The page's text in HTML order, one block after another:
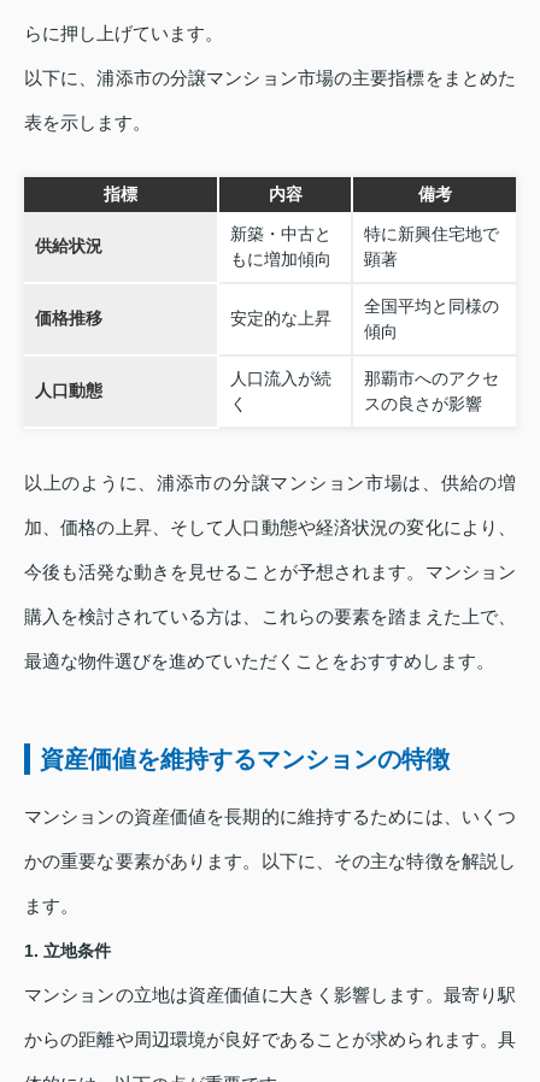
らに押し上げています。
以下に、浦添市の分譲マンション市場の主要指標をまとめた
表を示します。
指標 内容 備考
供給状況
新築・中古と
もに増加傾向
特に新興住宅地で
顕著
価格推移 安定的な上昇
全国平均と同様の
傾向
人口動態
人口流入が続
く
那覇市へのアクセ
スの良さが影響
以上のように、浦添市の分譲マンション市場は、供給の増
加、価格の上昇、そして人口動態や経済状況の変化により、
今後も活発な動きを見せることが予想されます。マンション
購入を検討されている方は、これらの要素を踏まえた上で、
最適な物件選びを進めていただくことをおすすめします。
資産価値を維持するマンションの特徴
マンションの資産価値を長期的に維持するためには、いくつ
かの重要な要素があります。以下に、その主な特徴を解説し
ます。
1. 立地条件
マンションの立地は資産価値に大きく影響します。最寄り駅
からの距離や周辺環境が良好であることが求められます。具